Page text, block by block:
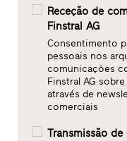
Receção de
Finstral AG
Consentimento
pessoais nos
comunicações
Finstral AG
através de
comerciais
Transmissão